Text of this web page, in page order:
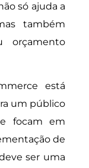
só ajuda a
também
orçamento
está
um público
focam em
de
ser uma